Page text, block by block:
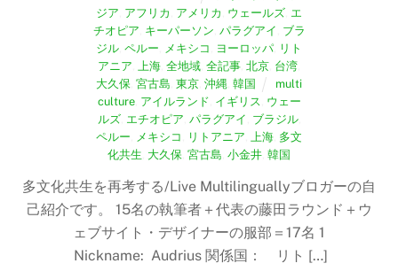
ジア アフリカ アメリカ ウェールズ エ
チオピア キーパーソン パラグアイ ブラ
ジル ペルー メキシコ ヨーロッパ リト
アニア
上海 全地域 全記事 北京 台湾
大久保 宮古島 東京, 沖縄 韓国
multi
culture, アイルランド イギリス ウェー
ルズ, エチオピア パラグアイ ブラジル,
ペルー
メキシコ リトアニア 上海 多文
化共生 大久保 宮古島 小金井 韓国
多文化共生を再考する/Live Multilinguallyブロガーの自
己紹介です。 15名の執筆者＋代表の藤田ラウンド＋ウ
ェブサイト・デザイナーの服部＝17名 1
Nickname: Audrius 関係国： リト […]